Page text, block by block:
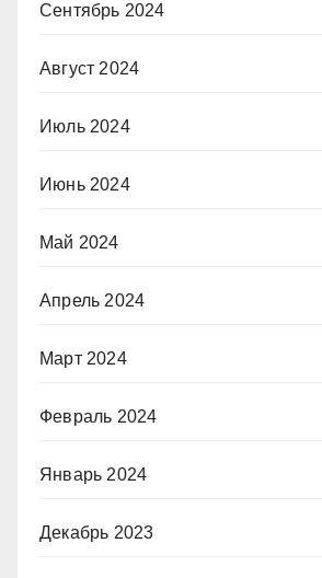
Сентябрь 2024
Август 2024
Июль 2024
Июнь 2024
Май 2024
Апрель 2024
Март 2024
Февраль 2024
Январь 2024
Декабрь 2023